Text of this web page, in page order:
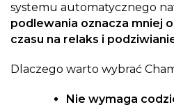
systemu automatycznego
podlewania oznacza mniej
czasu na relaks i
Dlaczego warto wybrać
Nie wymaga